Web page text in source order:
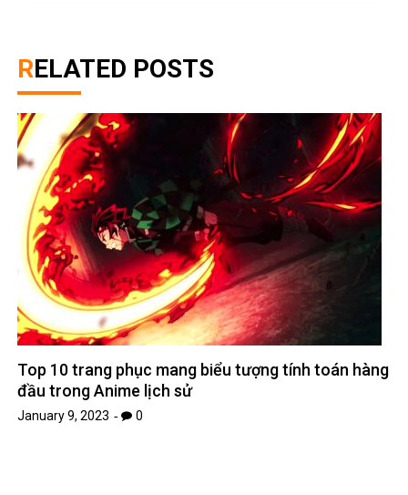
RELATED POSTS
Top 10 trang phục mang biểu tượng tính toán hàng
đầu trong Anime lịch sử
January 9, 2023 0